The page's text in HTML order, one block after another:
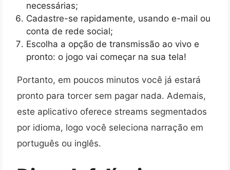
necessárias;
Cadastre-se rapidamente, usando e-mail ou
conta de rede social;
Escolha a opção de transmissão ao vivo e
pronto: o jogo vai começar na sua tela!
Portanto, em poucos minutos você já estará
pronto para torcer sem pagar nada. Ademais,
este aplicativo oferece streams segmentados
por idioma, logo você seleciona narração em
português ou inglês.